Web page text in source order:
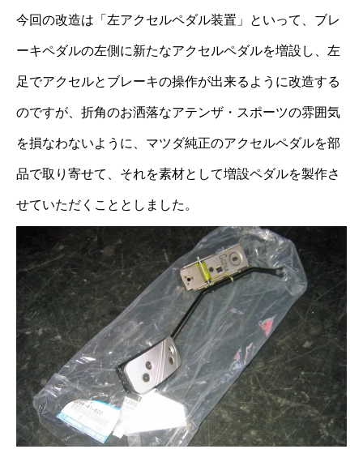
今回の改造は「左アクセルペダル装置」といって、ブレ
ーキペダルの左側に新たなアクセルペダルを増設し、左
足でアクセルとブレーキの操作が出来るように改造する
のですが、折角のお洒落なアテンザ・スポーツの雰囲気
を損なわないように、マツダ純正のアクセルペダルを部
品で取り寄せて、それを素材として増設ペダルを製作さ
せていただくこととしました。